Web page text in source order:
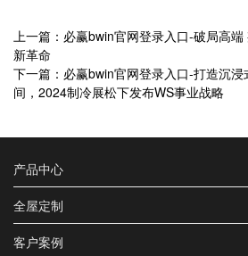
上一篇：必赢bwin官网登录入口-破局高
新革命
下一篇：必赢bwin官网登录入口-打造沉
间，2024制冷展松下发布WS事业战略
产品中心
全屋定制
客户案例